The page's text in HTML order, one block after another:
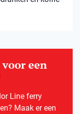
een
Line ferry
Maak er een